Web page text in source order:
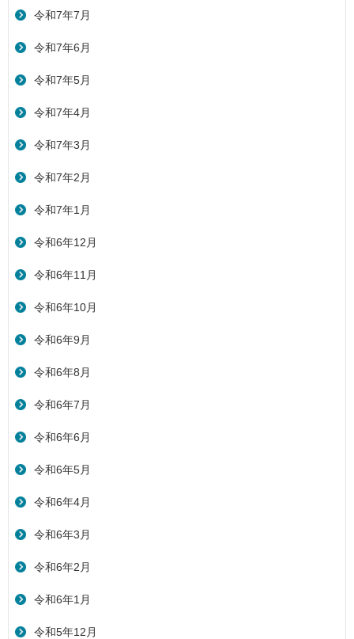
令和7年7月
令和7年6月
令和7年5月
令和7年4月
令和7年3月
令和7年2月
令和7年1月
令和6年12月
令和6年11月
令和6年10月
令和6年9月
令和6年8月
令和6年7月
令和6年6月
令和6年5月
令和6年4月
令和6年3月
令和6年2月
令和6年1月
令和5年12月